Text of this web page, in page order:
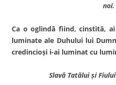
noi.
Ca o oglindă fiind, cinstită,
lumi­nate ale Duhului lui
credin­cioşi i-ai luminat cu
Slavă Tatălui şi